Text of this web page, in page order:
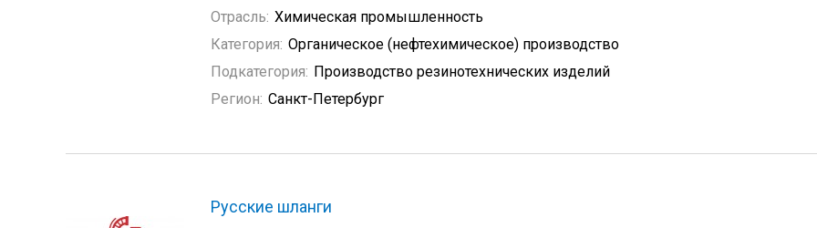
Отрасль: Химическая промышленность
Категория: Органическое (нефтехимическое) производство
Подкатегория: Производство резинотехнических изделий
Регион: Санкт-Петербург
Русские шланги